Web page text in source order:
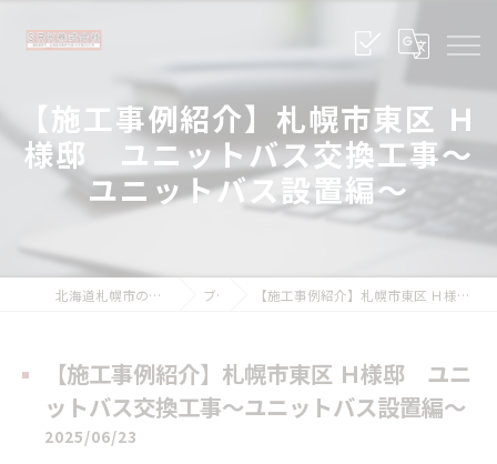
【施工事例紹介】札幌市東区 Ｈ
様邸 ユニットバス交換工事～
ユニットバス設置編～
北海道札幌市のリフォームならSRK株式会社 ブログ 【施工事例紹介】札幌市東区 Ｈ様邸 ユニットバス交換工事～ユニットバス設置編～
【施工事例紹介】札幌市東区 Ｈ様邸 ユニ
ットバス交換工事～ユニットバス設置編～
2025/06/23